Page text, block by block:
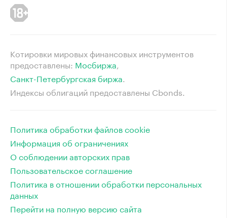
Котировки мировых финансовых инструментов
предоставлены: Мосбиржа⁠,
Санкт-Петербургская биржа⁠.
Индексы облигаций предоставлены Cbonds.
Политика обработки файлов cookie
Информация об ограничениях
О соблюдении авторских прав
Пользовательское соглашение
Политика в отношении обработки персональных
данных
Перейти на полную версию сайта